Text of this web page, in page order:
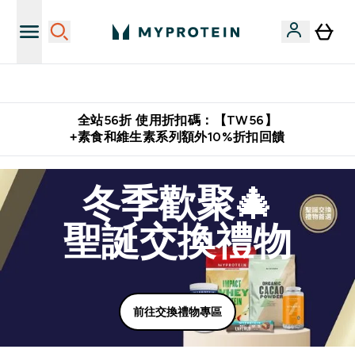
全站56折 使用折扣碼：【TW56】
+素食和維生素系列額外10%折扣回饋
冬季歡聚🎄
聖誕交換禮物
前往交換禮物專區